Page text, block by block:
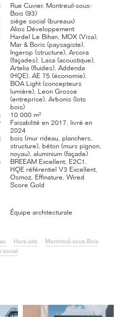
Rue Cuvier, Montreuil-sous-
Bois (93)
siège social (bureaux)
Alios Développement
Hardel Le Bihan, MOX (Visa),
Mar & Boris (paysagiste),
Ingerop (structure), Arcora
(façades), Lasa (acoustique),
Artelia (fluides), Addenda
(HQE), AE 75 (économie),
BOA Light (concepteurs
lumière), Leon Grosse
(entreprise), Arbonis (lots
bois)
10 000 m²
Faisabilité en 2017, livré en
2024
bois (mur rideau, planchers,
structure), béton (murs pignon,
noyau), aluminium (façade)
BREEAM Excellent, E2C1,
HQE référentiel V3 Excellent,
Osmoz, Effinature, Wired
Score Gold
Équipe architecturale
Hors-site
Montreuil-sous-Bois
social